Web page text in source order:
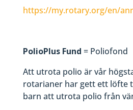
https://my.rotary.org/en/
PolioPlus Fund = Poliofond
Att utrota polio är vår
rotarianer har gett ett löfte
barn att utrota polio från